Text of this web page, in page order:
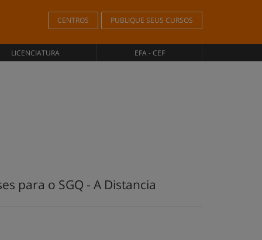
CENTROS PUBLIQUE SEUS CURSOS
LICENCIATURA EFA - CEF
para o SGQ - A Distancia